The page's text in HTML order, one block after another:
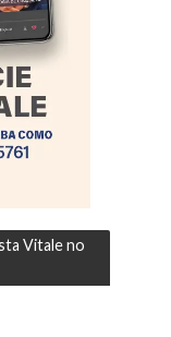
Vitale no